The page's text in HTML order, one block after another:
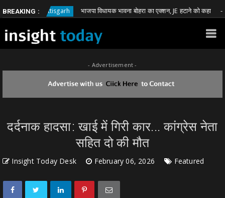
BREAKING :
Chhattisgarh भाजपा विधायक भावना बोहरा का एक्शन, JE हटाने को कहा
- Advertisement -
दर्दनाक हादसा: खाई में गिरी कार... कांग्रेस नेता
सहित दो की मौत
Insight Today Desk February 06, 2026 Featured